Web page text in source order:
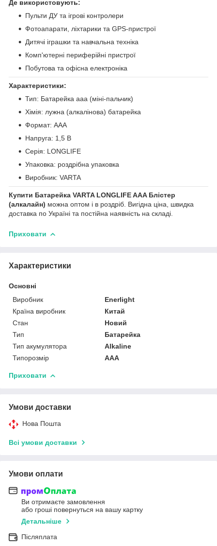
Де використовують:
Пульти ДУ та ігрові контролери
Фотоапарати, ліхтарики та GPS-пристрої
Дитячі іграшки та навчальна техніка
Комп'ютерні периферійні пристрої
Побутова та офісна електроніка
Характеристики:
Тип: Батарейка aaa (міні-пальчик)
Хімія: лужна (алкалінова) батарейка
Формат: AAA
Напруга: 1,5 В
Серія: LONGLIFE
Упаковка: роздрібна упаковка
Виробник: VARTA
Купити Батарейка VARTA LONGLIFE AAA Блістер
(алкалайн) можна оптом і в роздріб. Вигідна ціна, швидка
доставка по Україні та постійна наявність на складі.
Приховати
Характеристики
Основні
Виробник
Enerlight
Країна виробник
Китай
Стан
Новий
Тип
Батарейка
Тип акумулятора
Alkaline
Типорозмір
AAA
Приховати
Умови доставки
Нова Пошта
Всі умови доставки
Умови оплати
Ви отримаєте замовлення
або гроші повернуться на вашу картку
Детальніше
Післяплата